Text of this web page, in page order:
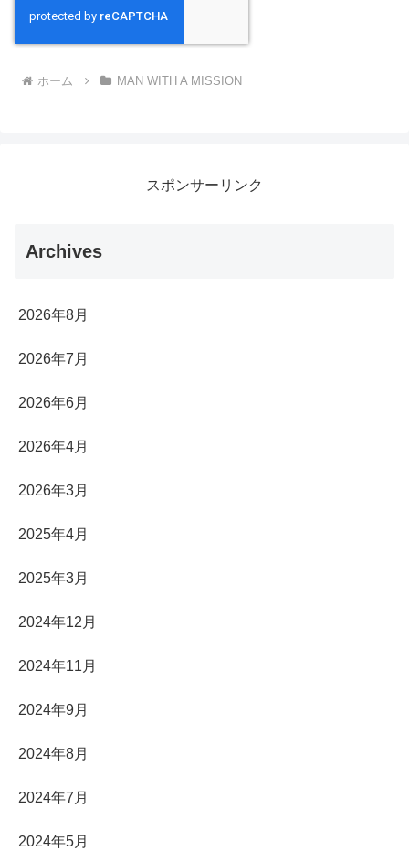
ホーム MAN WITH A MISSION
スポンサーリンク
Archives
2026年8月
2026年7月
2026年6月
2026年4月
2026年3月
2025年4月
2025年3月
2024年12月
2024年11月
2024年9月
2024年8月
2024年7月
2024年5月